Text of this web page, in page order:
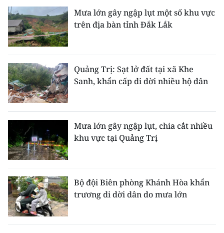
Nguyên
Đông Nam Bộ
Đồng bằng sông Cửu Long
Chuyên trang Hà Nội
Chuyên trang TP. Hồ Chí Minh
CHUYÊN ĐỀ
CÁC CHUYÊN TRANG
VỀ BÁO NHÂN DÂN
THỜI NAY
Mưa lớn gây ngập lụt một số khu vực
trên địa bàn tỉnh Đắk Lắk
Quảng Trị: Sạt lở đất tại xã Khe
Sanh, khẩn cấp di dời nhiều hộ dân
Mưa lớn gây ngập lụt, chia cắt nhiều
khu vực tại Quảng Trị
Bộ đội Biên phòng Khánh Hòa khẩn
trương di dời dân do mưa lớn